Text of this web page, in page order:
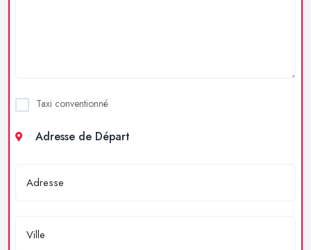
Taxi conventionné
Adresse de Départ